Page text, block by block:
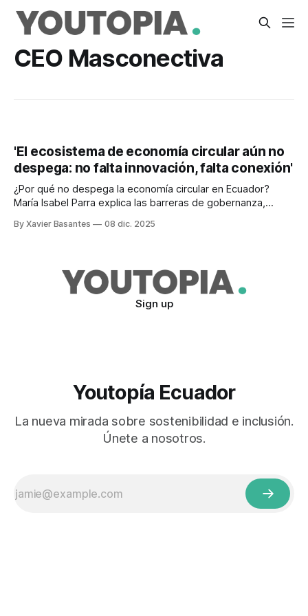
CEO Masconectiva
'El ecosistema de economía circular aún no
despega: no falta innovación, falta conexión'
¿Por qué no despega la economía circular en Ecuador?
María Isabel Parra explica las barreras de gobernanza,
By Xavier Basantes 08 dic. 2025
Sign up
Youtopía Ecuador
La nueva mirada sobre sostenibilidad e inclusión.
Únete a nosotros.